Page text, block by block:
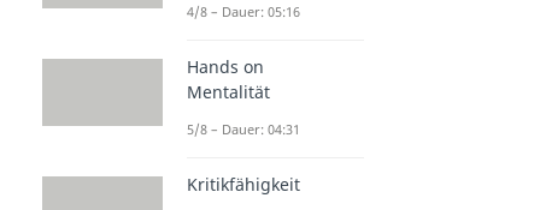
4/8 – Dauer: 05:16
Hands on
Mentalität
5/8 – Dauer: 04:31
Kritikfähigkeit